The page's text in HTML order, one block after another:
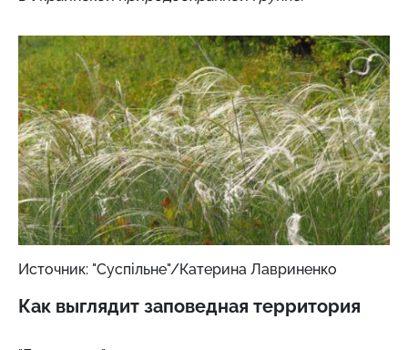
Источник: "Суспільне"/Катерина Лавриненко
Как выглядит заповедная территория